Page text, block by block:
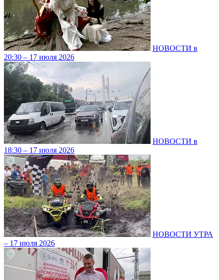
НОВОСТИ в
20:30 – 17 июля 2026
НОВОСТИ в
18:30 – 17 июля 2026
НОВОСТИ УТРА
– 17 июля 2026